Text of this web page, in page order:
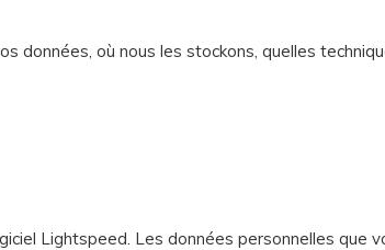
données, où nous les stockons, quelles
Lightspeed. Les données personnelles que